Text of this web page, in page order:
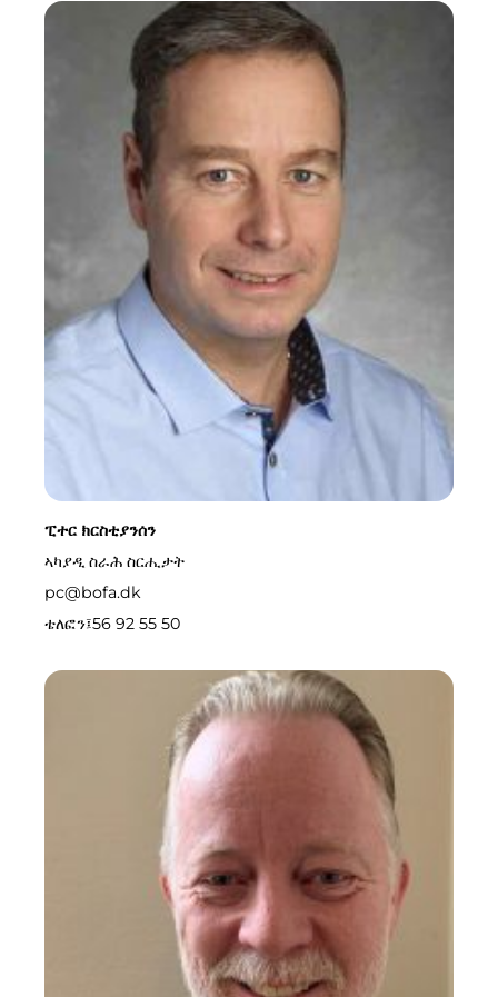
ፒተር ክርስቲያንሰን
ኣካያዲ ስራሕ ስርሒታት
pc@bofa.dk
ቴለፎን፤56 92 55 50